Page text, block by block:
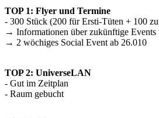
TOP 1: Flyer und Termine
- 300 Stück (200 für Ersti-Tüten + 100
→ Informationen über zukünftige Events
→ 2 wöchiges Social Event ab 26.010
TOP 2: UniverseLAN
- Gut im Zeitplan
- Raum gebucht